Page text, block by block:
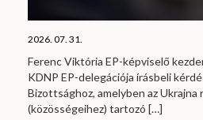
2026. 07. 31.
Ferenc Viktória EP-képviselő
KDNP EP-delegációja írásbeli
Bizottsághoz, amelyben az
(közösségeihez) tartozó […]